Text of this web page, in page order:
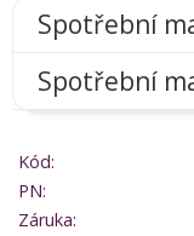
Spotřební
Spotřební
Kód:
PN:
Záruka: